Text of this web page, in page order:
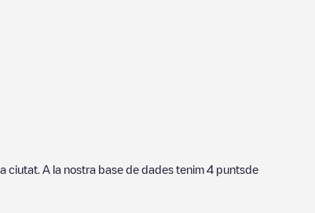
ciutat. A la nostra base de dades tenim 4 puntsde